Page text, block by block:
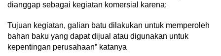
dianggap sebagai kegiatan komersial karena:
Tujuan kegiatan, galian batu dilakukan untuk memperoleh
bahan baku yang dapat dijual atau digunakan untuk
kepentingan perusahaan” katanya